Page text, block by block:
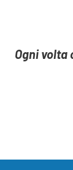
Ogni volta